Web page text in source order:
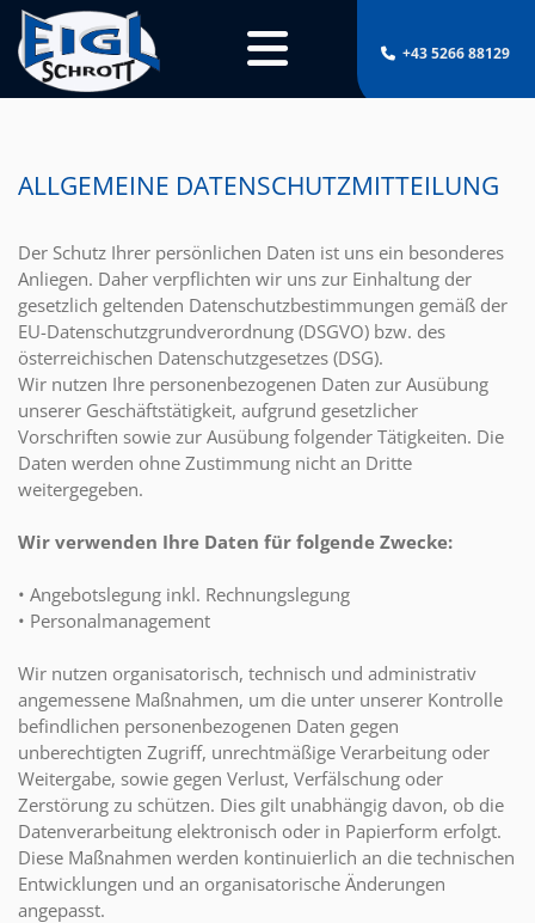
 +43 5266 88129
ALLGEMEINE DATENSCHUTZMITTEILUNG
Der Schutz Ihrer persönlichen Daten ist uns ein besonderes
Anliegen. Daher verpflichten wir uns zur Einhaltung der
gesetzlich geltenden Datenschutzbestimmungen gemäß der
EU-Datenschutzgrundverordnung (DSGVO) bzw. des
österreichischen Datenschutzgesetzes (DSG).
Wir nutzen Ihre personenbezogenen Daten zur Ausübung
unserer Geschäftstätigkeit, aufgrund gesetzlicher
Vorschriften sowie zur Ausübung folgender Tätigkeiten. Die
Daten werden ohne Zustimmung nicht an Dritte
weitergegeben.
Wir verwenden Ihre Daten für folgende Zwecke:
• Angebotslegung inkl. Rechnungslegung
• Personalmanagement
Wir nutzen organisatorisch, technisch und administrativ
angemessene Maßnahmen, um die unter unserer Kontrolle
befindlichen personenbezogenen Daten gegen
unberechtigten Zugriff, unrechtmäßige Verarbeitung oder
Weitergabe, sowie gegen Verlust, Verfälschung oder
Zerstörung zu schützen. Dies gilt unabhängig davon, ob die
Datenverarbeitung elektronisch oder in Papierform erfolgt.
Diese Maßnahmen werden kontinuierlich an die technischen
Entwicklungen und an organisatorische Änderungen
angepasst.